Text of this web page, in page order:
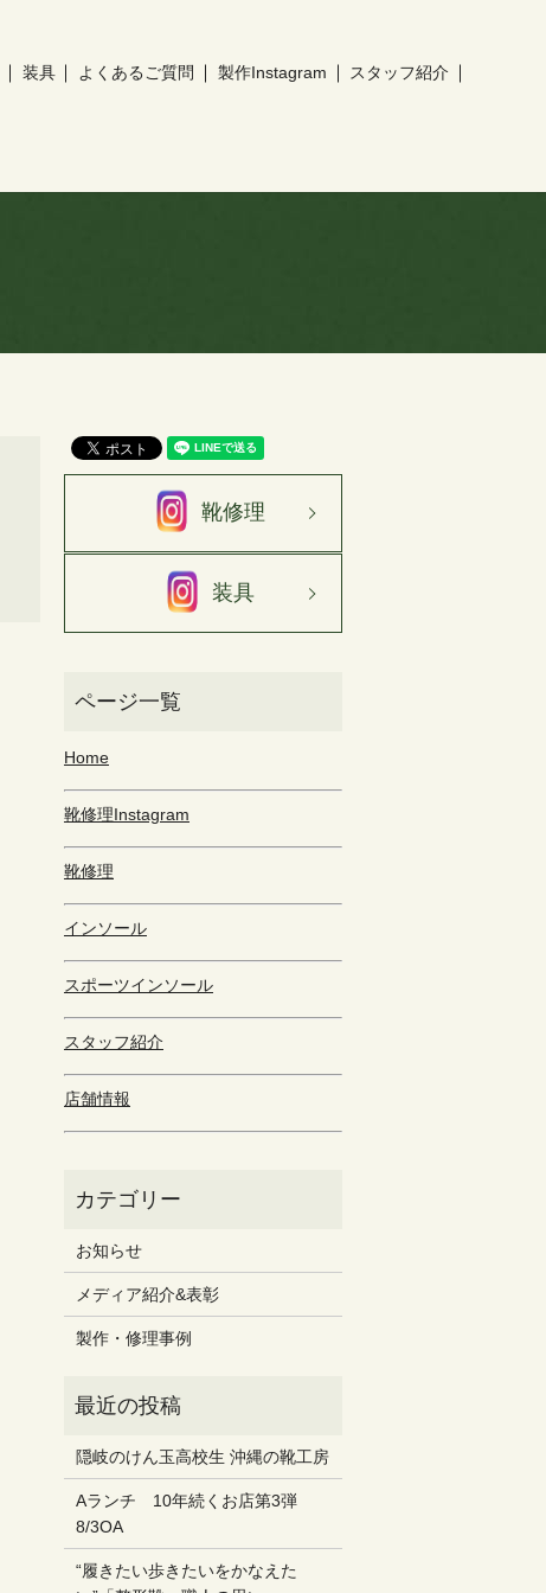
装具 よくあるご質問 製作Instagram スタッフ紹介
靴修理
装具
Home
靴修理Instagram
靴修理
インソール
スポーツインソール
スタッフ紹介
店舗情報
お知らせ
メディア紹介&表彰
製作・修理事例
隠岐のけん玉高校生 沖縄の靴工房
Aランチ 10年続くお店第3弾
8/3OA
“履きたい歩きたいをかなえた